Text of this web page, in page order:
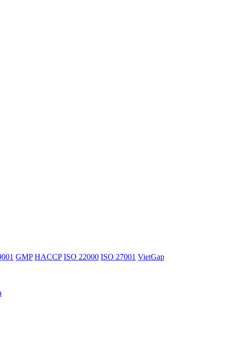
GMP HACCP ISO 22000 ISO 27001 VietGap